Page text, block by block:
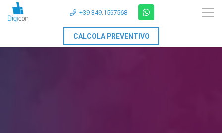
+39 349.1567568
CALCOLA PREVENTIVO